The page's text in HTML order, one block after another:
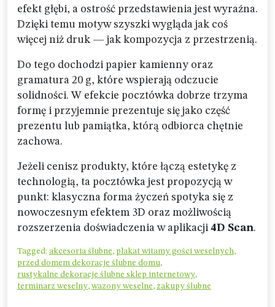
efekt głębi, a ostrość przedstawienia jest wyraźna.
Dzięki temu motyw szyszki wygląda jak coś
więcej niż druk — jak kompozycja z przestrzenią.
Do tego dochodzi papier kamienny oraz
gramatura 20 g, które wspierają odczucie
solidności. W efekcie pocztówka dobrze trzyma
formę i przyjemnie prezentuje się jako część
prezentu lub pamiątka, którą odbiorca chętnie
zachowa.
Jeżeli cenisz produkty, które łączą estetykę z
technologią, ta pocztówka jest propozycją w
punkt: klasyczna forma życzeń spotyka się z
nowoczesnym efektem 3D oraz możliwością
rozszerzenia doświadczenia w aplikacji 4D Scan.
Tagged: akcesoria ślubne, plakat witamy gości weselnych,
przed domem dekoracje ślubne domu,
rustykalne dekoracje ślubne sklep internetowy,
terminarz weselny, wazony weselne, zakupy ślubne